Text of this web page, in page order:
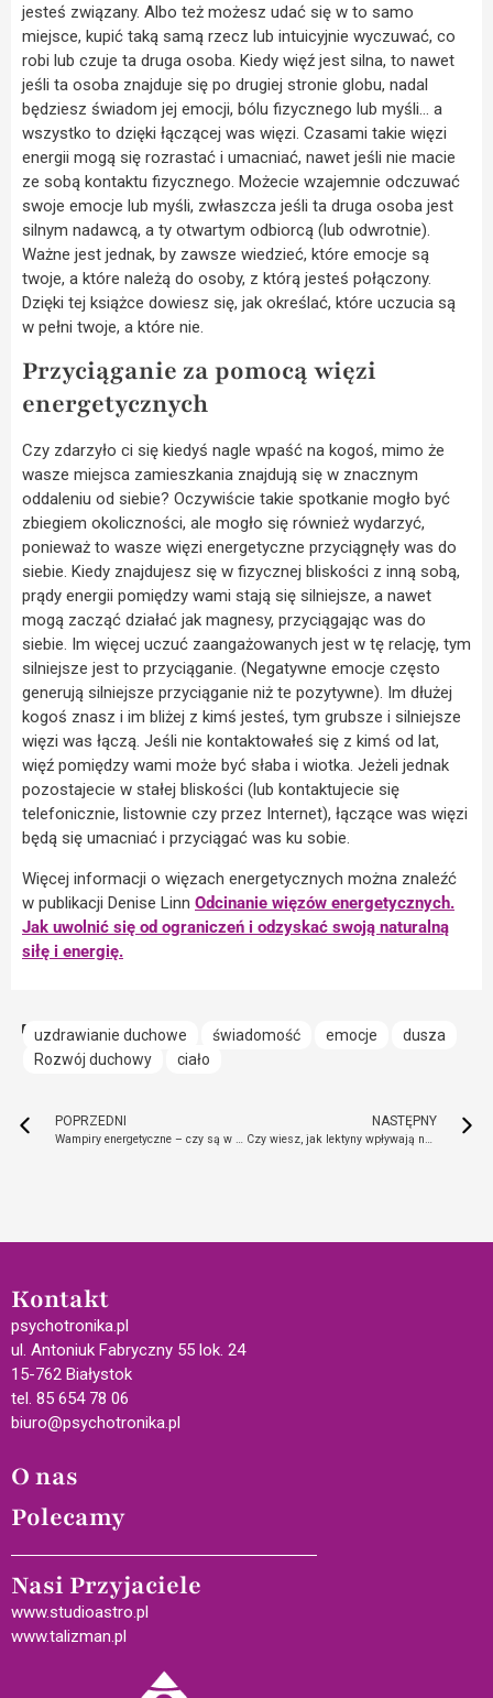
jesteś związany. Albo też możesz udać się w to samo
miejsce, kupić taką samą rzecz lub intuicyjnie wyczuwać, co
robi lub czuje ta druga osoba. Kiedy więź jest silna, to nawet
jeśli ta osoba znajduje się po drugiej stronie globu, nadal
będziesz świadom jej emocji, bólu fizycznego lub myśli… a
wszystko to dzięki łączącej was więzi. Czasami takie więzi
energii mogą się rozrastać i umacniać, nawet jeśli nie macie
ze sobą kontaktu fizycznego. Możecie wzajemnie odczuwać
swoje emocje lub myśli, zwłaszcza jeśli ta druga osoba jest
silnym nadawcą, a ty otwartym odbiorcą (lub odwrotnie).
Ważne jest jednak, by zawsze wiedzieć, które emocje są
twoje, a które należą do osoby, z którą jesteś połączony.
Dzięki tej książce dowiesz się, jak określać, które uczucia są
w pełni twoje, a które nie.
Przyciąganie za pomocą więzi
energetycznych
Czy zdarzyło ci się kiedyś nagle wpaść na kogoś, mimo że
wasze miejsca zamieszkania znajdują się w znacznym
oddaleniu od siebie? Oczywiście takie spotkanie mogło być
zbiegiem okoliczności, ale mogło się również wydarzyć,
ponieważ to wasze więzi energetyczne przyciągnęły was do
siebie. Kiedy znajdujesz się w fizycznej bliskości z inną sobą,
prądy energii pomiędzy wami stają się silniejsze, a nawet
mogą zacząć działać jak magnesy, przyciągając was do
siebie. Im więcej uczuć zaangażowanych jest w tę relację, tym
silniejsze jest to przyciąganie. (Negatywne emocje często
generują silniejsze przyciąganie niż te pozytywne). Im dłużej
kogoś znasz i im bliżej z kimś jesteś, tym grubsze i silniejsze
więzi was łączą. Jeśli nie kontaktowałeś się z kimś od lat,
więź pomiędzy wami może być słaba i wiotka. Jeżeli jednak
pozostajecie w stałej bliskości (lub kontaktujecie się
telefonicznie, listownie czy przez Internet), łączące was więzi
będą się umacniać i przyciągać was ku sobie.
Więcej informacji o więzach energetycznych można znaleźć
w publikacji Denise Linn Odcinanie więzów energetycznych.
Jak uwolnić się od ograniczeń i odzyskać swoją naturalną
siłę i energię.
uzdrawianie duchowe świadomość emocje
dusza
Rozwój duchowy
ciało
POPRZEDNI
Wampiry energetyczne – czy są w Twoim otoczeniu?
NASTĘPNY
Czy wiesz, jak lektyny wpływają na Twoje zdrowie?
Kontakt
psychotronika.pl
ul. Antoniuk Fabryczny 55 lok. 24
15-762 Białystok
tel. 85 654 78 06
biuro@psychotronika.pl
O nas
Polecamy
Nasi Przyjaciele
www.studioastro.pl
www.talizman.pl